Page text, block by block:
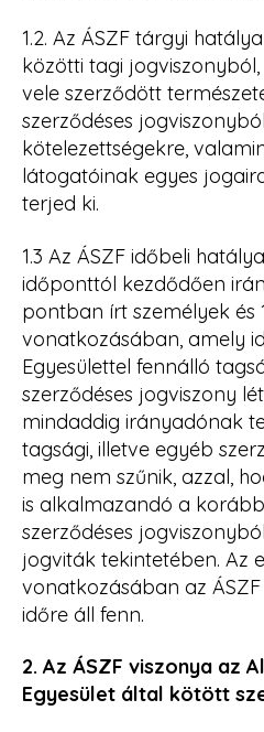
1.2. Az ÁSZF tárgyi
közötti tagi jogviszonyból,
vele szerződött
szerződéses
kötelezettségekre,
látogatóinak egyes
terjed ki.
1.3 Az ÁSZF időbeli
időponttól kezdődően
pontban írt személyek és
vonatkozásában, amely
Egyesülettel fennálló
szerződéses jogviszony
mindaddig irányadónak
tagsági, illetve egyéb
meg nem szűnik, azzal,
is alkalmazandó a
szerződéses
jogviták tekintetében. Az
vonatkozásában az
időre áll fenn.
2. Az ÁSZF viszonya az
Egyesület által kötött